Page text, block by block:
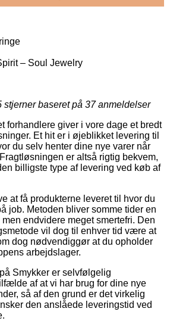
– Soul Jewelry
stjerner baseret på 37anmeldelser
forhandlere giver i vore dage et bredt
Et hit er i øjeblikket levering til
du selv henter dine nye varer når
er altså rigtig bekvem,
billigste type af levering ved køb af
at få produkterne leveret til hvor du
job. Metoden bliver somme tider en
endvidere meget smertefri. Den
vil dog til enhver tid være at
dog nødvendiggør at du opholder
arbejdslager.
Smykker er selvfølgelig
af at vi har brug for dine nye
så af den grund er det virkelig
den anslåede leveringstid ved